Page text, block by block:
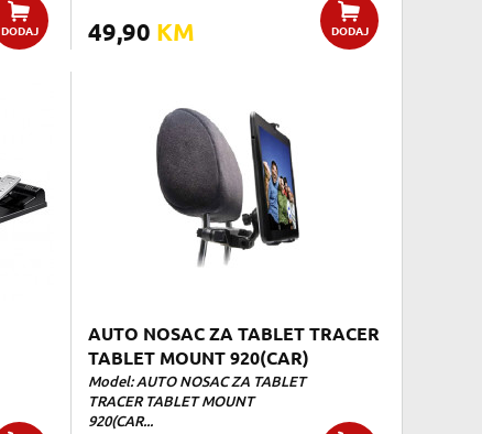
DODAJ 49,90 KM DODAJ
AUTO NOSAC ZA TABLET TRACER
TABLET MOUNT 920(CAR)
Model: AUTO NOSAC ZA TABLET
TRACER TABLET MOUNT
920(CAR...